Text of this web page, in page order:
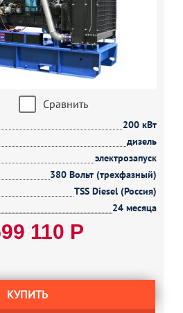
Сравнить
200 кВт
дизель
электрозапуск
380 Вольт (трехфазный)
TSS Diesel (Россия)
24 месяца
110 Р
КУПИТЬ